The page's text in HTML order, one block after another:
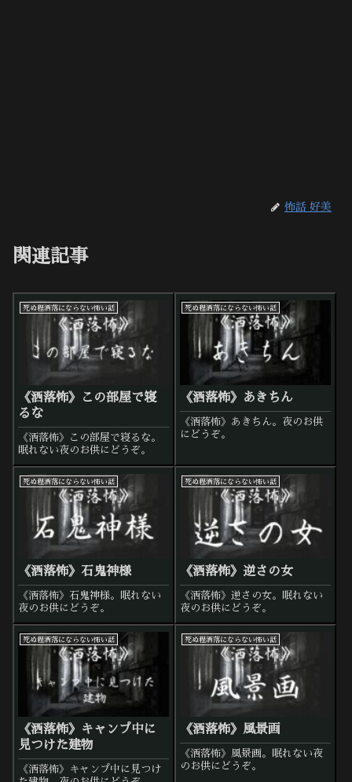
怖話 好美
関連記事
死ぬ程洒落にならない怖い話
《洒落怖》この部屋で寝
るな
《洒落怖》この部屋で寝るな。
眠れない夜のお供にどうぞ。
死ぬ程洒落にならない怖い話
《洒落怖》あきちん
《洒落怖》あきちん。夜のお供
にどうぞ。
死ぬ程洒落にならない怖い話
《洒落怖》石鬼神様
《洒落怖》石鬼神様。眠れない
夜のお供にどうぞ。
死ぬ程洒落にならない怖い話
《洒落怖》逆さの女
《洒落怖》逆さの女。眠れない
夜のお供にどうぞ。
死ぬ程洒落にならない怖い話
《洒落怖》キャンプ中に
見つけた建物
《洒落怖》キャンプ中に見つけ
死ぬ程洒落にならない怖い話
《洒落怖》風景画
《洒落怖》風景画。眠れない夜
のお供にどうぞ。